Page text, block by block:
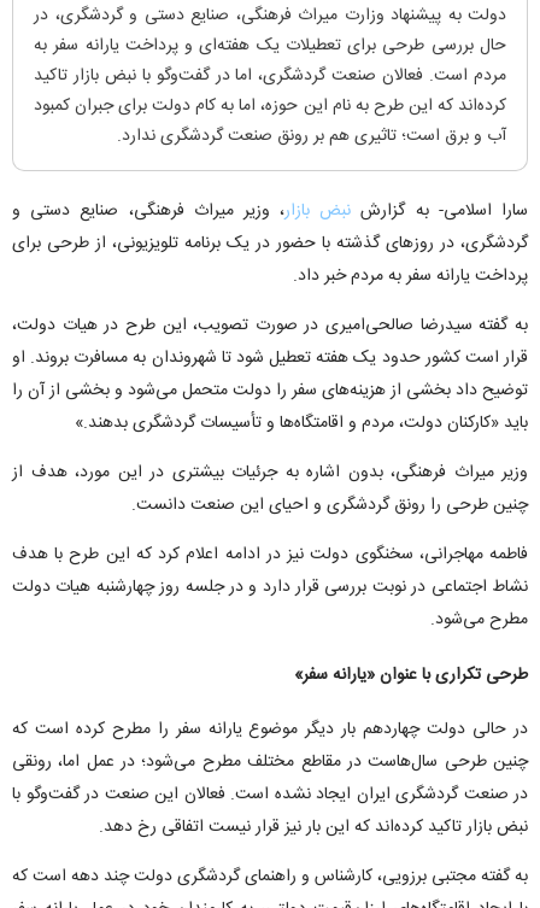
دولت به پیشنهاد وزارت میراث فرهنگی، صنایع دستی و گردشگری، در
حال بررسی طرحی برای تعطیلات یک هفته‌ای و پرداخت یارانه سفر به
مردم است. فعالان صنعت گردشگری، اما در گفت‌و‌گو با نبض بازار تاکید
کرده‌اند که این طرح به نام این حوزه، اما به کام دولت برای جبران کمبود
آب و برق است؛ تاثیری هم بر رونق صنعت گردشگری ندارد.
سارا اسلامی- به گزارش نبض بازار، وزیر میراث فرهنگی، صنایع دستی و
گردشگری، در روز‌های گذشته با حضور در یک برنامه تلویزیونی، از طرحی برای
پرداخت یارانه سفر به مردم خبر داد.
به گفته سیدرضا صالحی‌امیری در صورت تصویب، این طرح در هیات دولت،
قرار است کشور حدود یک هفته تعطیل شود تا شهروندان به مسافرت بروند. او
توضیح داد بخشی از هزینه‌های سفر را دولت متحمل می‌شود و بخشی از آن را
باید «کارکنان دولت، مردم و اقامتگاه‌ها و تأسیسات گردشگری بدهند.»
وزیر میراث فرهنگی، بدون اشاره به جرئیات بیشتری در این مورد، هدف از
چنین طرحی را رونق گردشگری و احیای این صنعت دانست.
فاطمه مهاجرانی، سخنگوی دولت نیز در ادامه اعلام کرد که این طرح با هدف
نشاط اجتماعی در نوبت بررسی قرار دارد و در جلسه روز چهارشنبه هیات دولت
مطرح می‌شود.
طرحی تکراری با عنوان «یارانه سفر»
در حالی دولت چهاردهم بار دیگر موضوع یارانه سفر را مطرح کرده است که
چنین طرحی سال‌هاست در مقاطع مختلف مطرح می‌شود؛ در عمل اما، رونقی
در صنعت گردشگری ایران ایجاد نشده است. فعالان این صنعت در گفت‌و‌گو با
نبض بازار تاکید کرده‌اند که این بار نیز قرار نیست اتفاقی رخ دهد.
به گفته مجتبی برزویی، کارشناس و راهنمای گردشگری دولت چند دهه است که